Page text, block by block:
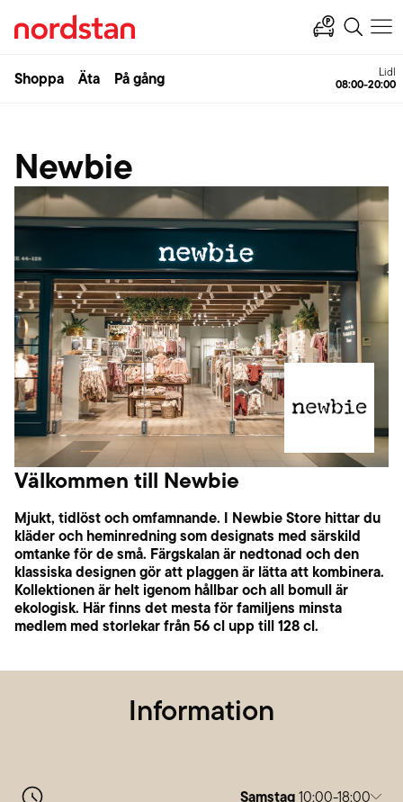
Shoppa Äta På gång Lidl
08:00-20:00
Newbie
Välkommen till Newbie
Mjukt, tidlöst och omfamnande. I Newbie Store hittar du
kläder och heminredning som designats med särskild
omtanke för de små. Färgskalan är nedtonad och den
klassiska designen gör att plaggen är lätta att kombinera.
Kollektionen är helt igenom hållbar och all bomull är
ekologisk. Här finns det mesta för familjens minsta
medlem med storlekar från 56 cl upp till 128 cl.
Information
Samstag10:00-18:00